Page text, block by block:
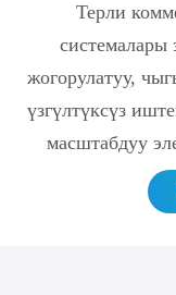
Терли
системалары
жогорулатуу,
үзгүлтүксүз
масштабдуу